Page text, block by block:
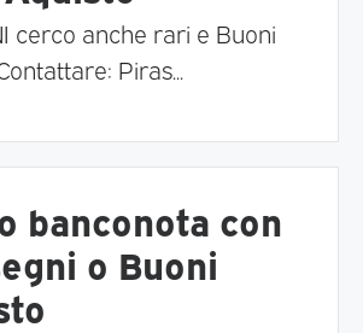
cerco anche rari e Buoni
Piras...
banconota con
o Buoni